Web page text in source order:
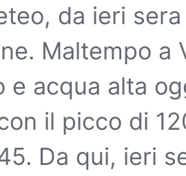
da ieri
Maltempo a
e acqua alta
il picco di
Da qui, ieri